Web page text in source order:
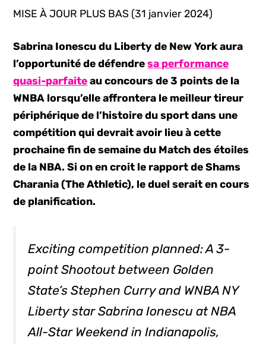
MISE À JOUR PLUS BAS (31 janvier 2024)
Sabrina Ionescu du Liberty de New York aura
l’opportunité de défendresa performance
quasi-parfaite au concours de 3 points de la
WNBA lorsqu’elle affrontera le meilleur tireur
périphérique de l’histoire du sport dans une
compétition qui devrait avoir lieu à cette
prochaine fin de semaine du Match des étoiles
de la NBA. Si on en croit le rapport de Shams
Charania (The Athletic), le duel serait en cours
de planification.
Exciting competition planned: A 3-
point Shootout between Golden
State’s Stephen Curry and WNBA NY
Liberty star Sabrina Ionescu at NBA
All-Star Weekend in Indianapolis,